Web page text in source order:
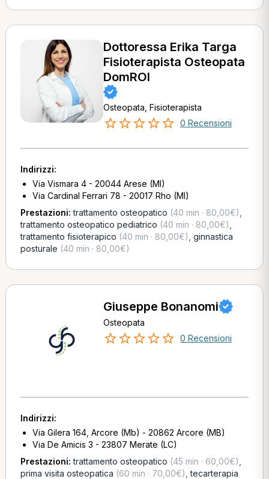
Dottoressa Erika Targa
Fisioterapista Osteopata
DomROI
Osteopata, Fisioterapista
0 Recensioni
Indirizzi:
Via Vismara 4 - 20044 Arese (MI)
Via Cardinal Ferrari 78 - 20017 Rho (MI)
Prestazioni:trattamento osteopatico (40 min · 80,00€)
trattamento osteopatico pediatrico (40 min · 80,00€)
trattamento fisioterapico (40 min · 80,00€) ginnastica
posturale (40 min · 80,00€)
Giuseppe Bonanomi
Osteopata
0 Recensioni
Indirizzi:
Via Gilera 164, Arcore (Mb) - 20862 Arcore (MB)
Via De Amicis 3 - 23807 Merate (LC)
Prestazioni:trattamento osteopatico (45 min · 60,00€)
prima visita osteopatica (60 min · 70,00€) ,tecarterapia